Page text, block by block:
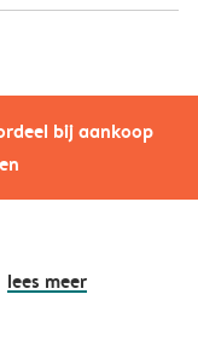
bij aankoop
lees meer